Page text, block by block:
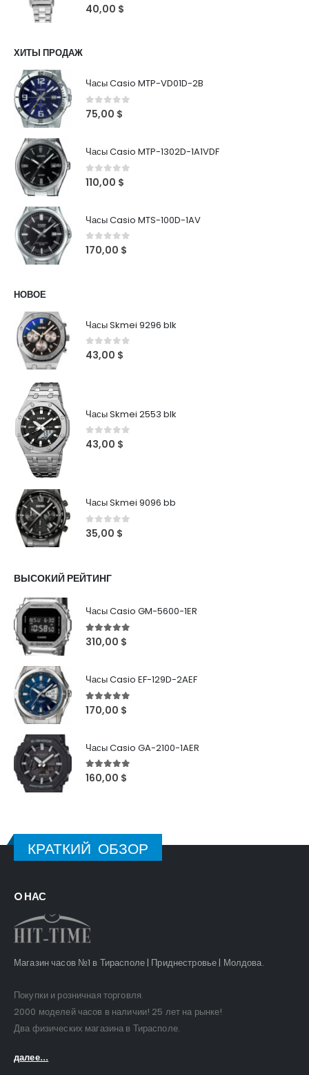
0 out of 5
40,00 $
ХИТЫ ПРОДАЖ
Часы Casio MTP-VD01D-2B
0out of 5
75,00 $
Часы Casio MTP-1302D-1A1VDF
0out of 5
110,00 $
Часы Casio MTS-100D-1AV
0out of 5
170,00 $
НОВОЕ
Часы Skmei 9296 blk
0 out of 5
43,00 $
Часы Skmei 2553 blk
0 out of 5
43,00 $
Часы Skmei 9096 bb
0out of 5
35,00 $
ВЫСОКИЙ РЕЙТИНГ
Часы Casio GM-5600-1ER
5out of 5
310,00 $
Часы Casio EF-129D-2AEF
5out of 5
170,00 $
Часы Casio GA-2100-1AER
5out of 5
160,00 $
КРАТКИЙ ОБЗОР
O НАС
Магазин часов №1 в Тирасполе | Приднестровье | Молдова.
Покупки и розничная торговля.
2000 моделей часов в наличии! 25 лет на рынке!
Два физических магазина в Тирасполе.
далее...